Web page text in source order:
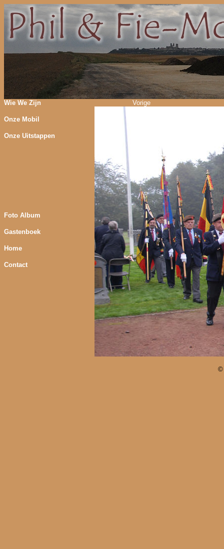
Wie We Zijn
Onze Mobil
Onze Uitstappen
Foto Album
Gastenboek
Home
Contact
Vorige
©